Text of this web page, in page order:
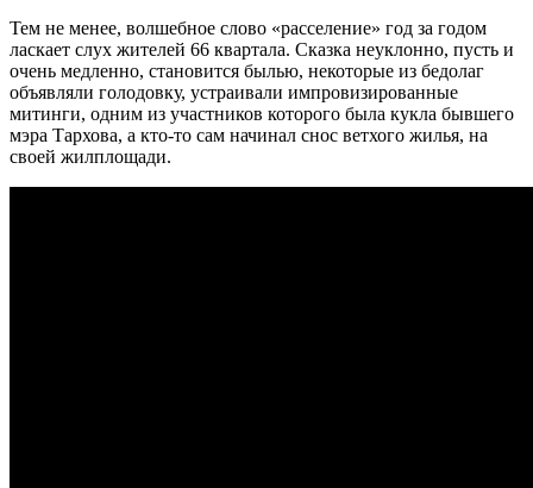
Тем не менее, волшебное слово «расселение» год за годом
ласкает слух жителей 66 квартала. Сказка неуклонно, пусть и
очень медленно, становится былью, некоторые из бедолаг
объявляли голодовку, устраивали импровизированные
митинги, одним из участников которого была кукла бывшего
мэра Тархова, а кто-то сам начинал снос ветхого жилья, на
своей жилплощади.